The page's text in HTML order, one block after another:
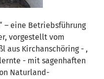
– eine Betriebsführung
vorgestellt vom
aus Kirchanschöring - ,
- mit sagenhaften
Naturland-